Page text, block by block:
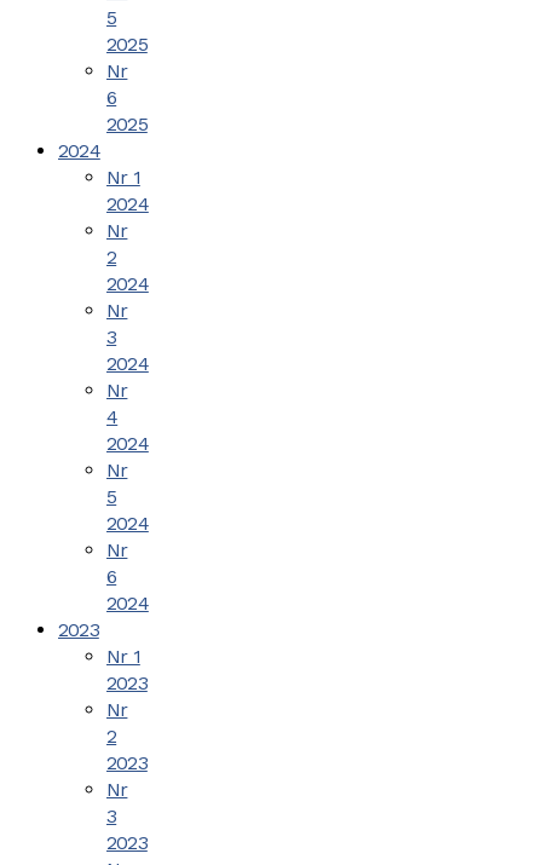
5
2025
Nr
6
2025
2024
Nr 1
2024
Nr
2
2024
Nr
3
2024
Nr
4
2024
Nr
5
2024
Nr
6
2024
2023
Nr 1
2023
Nr
2
2023
Nr
3
2023